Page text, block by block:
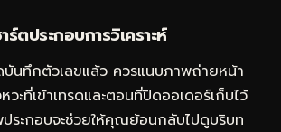
ตประกอบการวิเคราะห์
นทึกตัวเลขแล้ว ควรแนบภาพถ่ายหน้า
ะที่เข้าเทรดและตอนที่ปิดออเดอร์เก็บไว้
ระกอบจะช่วยให้คุณย้อนกลับไปดูบริบท